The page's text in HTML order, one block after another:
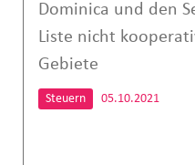
Dominica und den
Liste nicht
Gebiete
Steuern 05.10.2021